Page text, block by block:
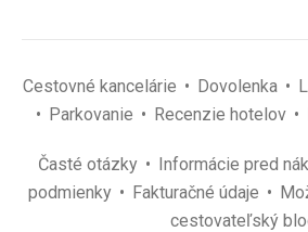
Cestovné kancelárie Dovolenka
Parkovanie
Recenzie hotelov
Časté otázky Informácie pred
podmienky
Fakturačné údaje
cestovateľský